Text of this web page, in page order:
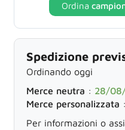
Ordina
Spedizione
Ordinando oggi
Merce neutra : 28/
Merce personalizzata :
Per informazioni o